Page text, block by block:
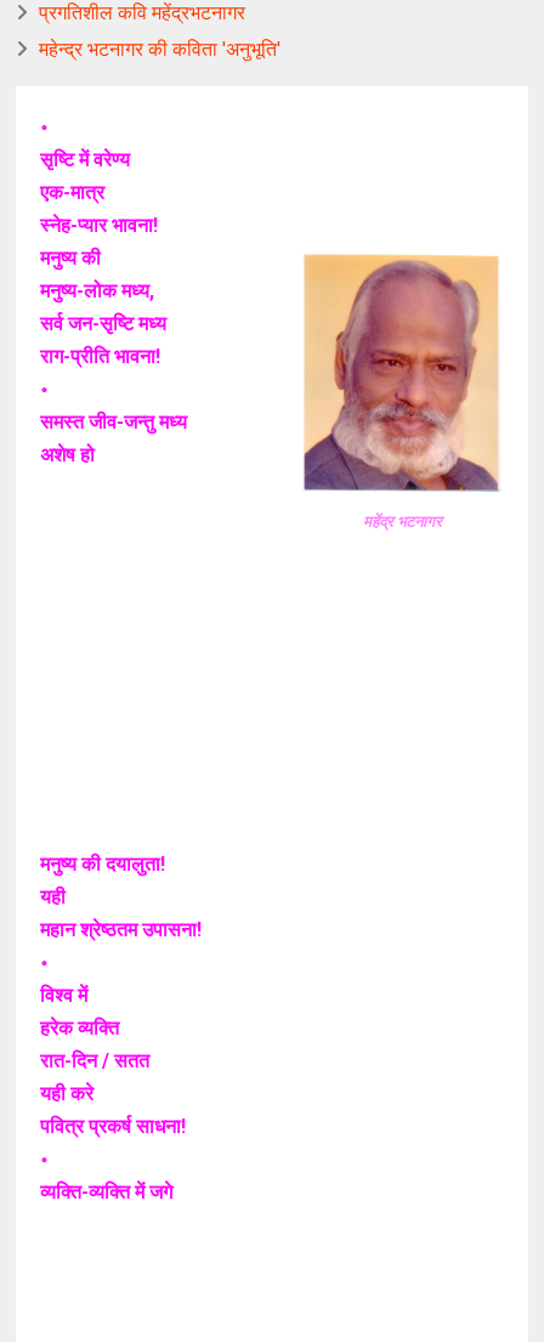
प्रगतिशील कवि महेंद्रभटनागर
महेन्द्र भटनागर की कविता 'अनुभूति'
॰
सृष्टि में वरेण्य
एक-मात्र
स्नेह-प्यार भावना!
महेंद्र भटनागर
मनुष्य की
मनुष्य-लोक मध्य,
सर्व जन-सृष्टि मध्य
राग-प्रीति भावना!
॰
समस्त जीव-जन्तु मध्य
अशेष हो
मनुष्य की दयालुता!
यही
महान श्रेष्ठतम उपासना!
॰
विश्व में
हरेक व्यक्ति
रात-दिन / सतत
यही करे
पवित्र प्रकर्ष साधना!
॰
व्यक्ति-व्यक्ति में जगे